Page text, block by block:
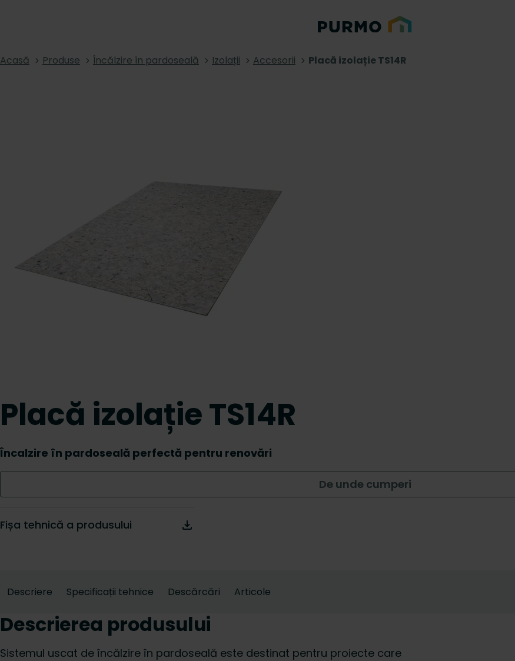
Acasă Produse Încălzire în pardoseală Izolații Accesorii Placă izolație TS14R
Placă izolație TS14R
Încalzire în pardoseală perfectă pentru renovări
De unde cumperi
Fișa tehnică a produsului
Descriere Specificații tehnice Descărcări Articole
Descrierea produsului
Sistemul uscat de încălzire în pardoseală este destinat pentru proiecte care